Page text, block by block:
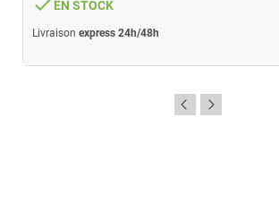
done EN STOCK
Livraison express 24h/48h